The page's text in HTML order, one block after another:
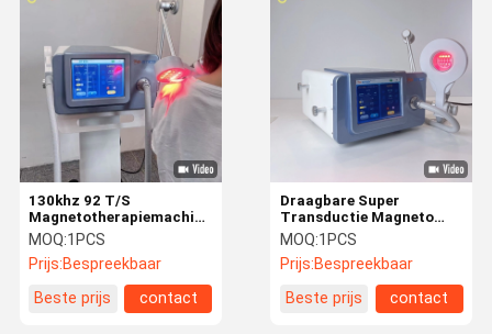
130khz 92 T/S
Magnetotherapiemachine
met 10,4 inch
touchscreen
MOQ:1PCS
Prijs:Bespreekbaar
Beste prijs
contact
Draagbare Super
Transductie Magneto
Therapie Machine
EMTTS Handen Gratis
Met Water Koel Systeem
MOQ:1PCS
Prijs:Bespreekbaar
Beste prijs
contact